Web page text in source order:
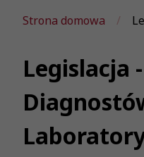
Strona domowa
Legislacja